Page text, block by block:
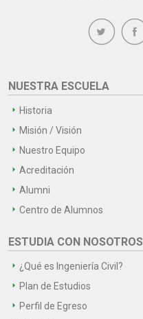
NUESTRA ESCUELA
Historia
Misión / Visión
Nuestro Equipo
Acreditación
Alumni
Centro de Alumnos
ESTUDIA CON NOSOTROS
¿Qué es Ingeniería Civil?
Plan de Estudios
Perfil de Egreso